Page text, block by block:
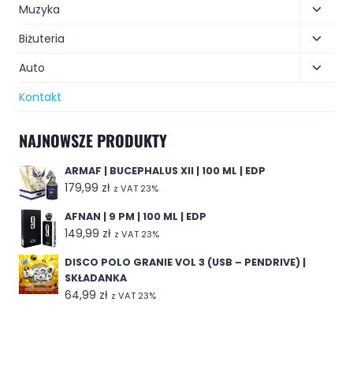
Muzyka
Biżuteria
Auto
Kontakt
NAJNOWSZE PRODUKTY
ARMAF | BUCEPHALUS XII | 100 ML | EDP
179,99 zł z VAT 23%
AFNAN | 9 PM | 100 ML | EDP
149,99 zł z VAT 23%
DISCO POLO GRANIE VOL 3 (USB – PENDRIVE) |
SKŁADANKA
64,99 zł z VAT 23%